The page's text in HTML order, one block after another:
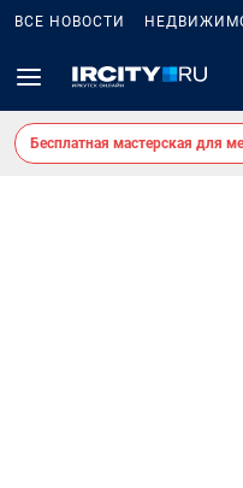
ВСЕ НОВОСТИ
Бесплатная мастерская для